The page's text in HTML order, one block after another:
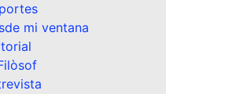
mi ventana